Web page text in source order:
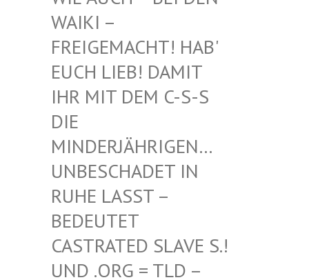
IKI – FR
EIGEMACHT! HAB' EU
CH LIEB! DAMIT IH
R MIT DEM C-S-S DI
E MI
NDERJÄHRIGEN… UN
BESCHADET IN RU
HE LASST – BE
DEUTET CA
STRATED SLAVE S.! UN
D .ORG = TLD – TH